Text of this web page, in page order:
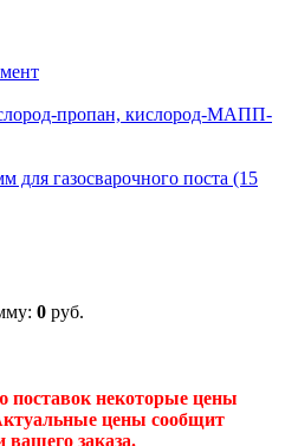
пропан, кислород-МАПП-
для газосварочного поста (15
0 руб.
поставок некоторые цены
цены сообщит
вашего заказа.